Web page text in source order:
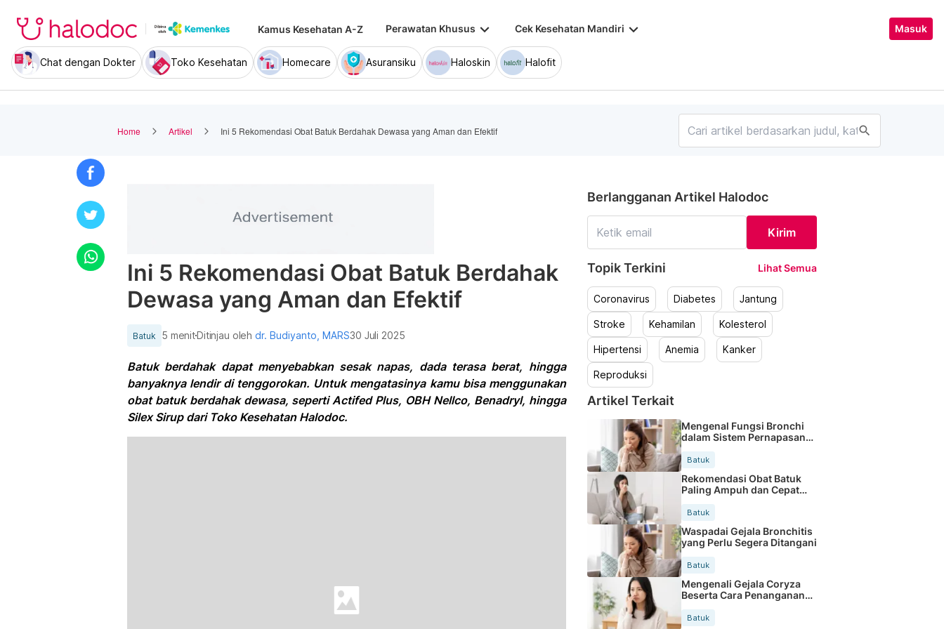
Kamus Kesehatan A-Z Perawatan Khusus keyboard_arrow_down Cek Kesehatan Mandiri keyboard_arrow_down Masuk
Chat dengan Dokter Toko Kesehatan Homecare Asuransiku Haloskin Halofit
Home Artikel Ini 5 Rekomendasi Obat Batuk Berdahak Dewasa yang Aman dan Efektif search
Ini 5 Rekomendasi Obat Batuk Berdahak
Dewasa yang Aman dan Efektif
Batuk 5 menitDitinjau olehdr. Budiyanto, MARS30 Juli 2025
Batuk berdahak dapat menyebabkan sesak napas, dada terasa berat, hingga
banyaknya lendir di tenggorokan. Untuk mengatasinya kamu bisa menggunakan
obat batuk berdahak dewasa, seperti Actifed Plus, OBH Nellco, Benadryl, hingga
Silex Sirup dari Toko Kesehatan Halodoc.
Berlangganan Artikel Halodoc
Kirim
Topik Terkini Lihat Semua
Coronavirus Diabetes Jantung
Stroke Kehamilan Kolesterol
Hipertensi Anemia Kanker
Reproduksi
Artikel Terkait
Mengenal Fungsi Bronchi
dalam Sistem Pernapasan
Manusia
Batuk
Rekomendasi Obat Batuk
Paling Ampuh dan Cepat
Batuk
Waspadai Gejala Bronchitis
yang Perlu Segera Ditangani
Batuk
Mengenali Gejala Coryza
Beserta Cara Penanganan
Batuk